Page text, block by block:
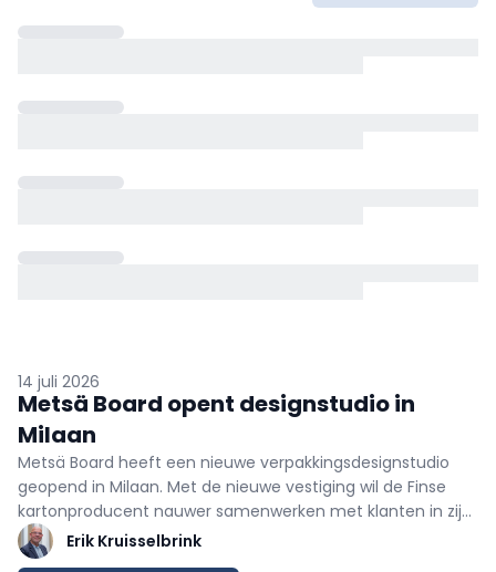
14 juli 2026
Metsä Board opent designstudio in
Milaan
Metsä Board heeft een nieuwe verpakkingsdesignstudio
geopend in Milaan. Met de nieuwe vestiging wil de Finse
kartonproducent nauwer samenwerken met klanten in zijn
belangrijkste Europese markten en de ontwikkeling van
nieuwe verpakkingsoplossingen versnellen. Veel leesplezier!
Erik Kruisselbrink